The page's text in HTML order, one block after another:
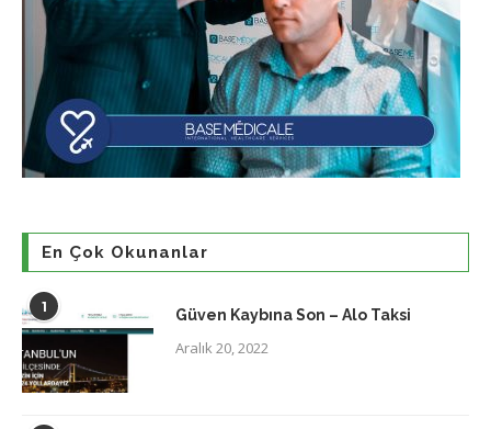
En Çok Okunanlar
1 Güven Kaybına Son – Alo Taksi
Aralık 20, 2022